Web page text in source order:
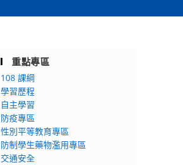
重點專區
108 課綱
學習歷程
自主學習
防疫專區
性別平等教育專區
防制學生藥物濫用專區
交通安全